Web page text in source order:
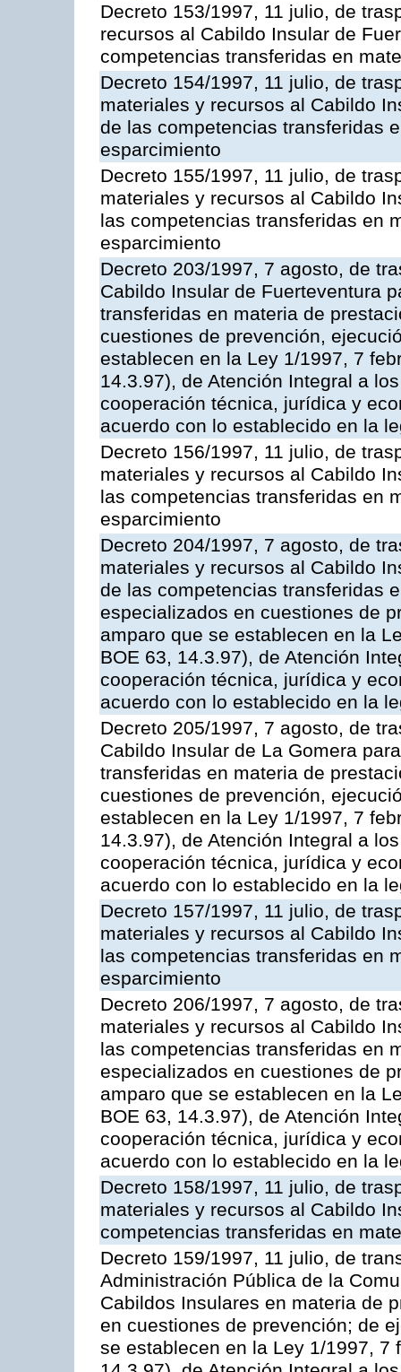
Decreto 153/1997, 11 julio, de
recursos al Cabildo Insular de
competencias transferidas en
Decreto 154/1997, 11 julio, de
materiales y recursos al Cabildo
de las competencias transferidas
esparcimiento
Decreto 155/1997, 11 julio, de
materiales y recursos al Cabildo
las competencias transferidas en
esparcimiento
Decreto 203/1997, 7 agosto, de
Cabildo Insular de Fuerteventura
transferidas en materia de
cuestiones de prevención,
establecen en la Ley 1/1997, 7
14.3.97), de Atención Integral a
cooperación técnica, jurídica y
acuerdo con lo establecido en la
Decreto 156/1997, 11 julio, de
materiales y recursos al Cabildo
las competencias transferidas en
esparcimiento
Decreto 204/1997, 7 agosto, de
materiales y recursos al Cabildo
de las competencias transferidas
especializados en cuestiones de
amparo que se establecen en la
BOE 63, 14.3.97), de Atención
cooperación técnica, jurídica y
acuerdo con lo establecido en la
Decreto 205/1997, 7 agosto, de
Cabildo Insular de La Gomera
transferidas en materia de
cuestiones de prevención,
establecen en la Ley 1/1997, 7
14.3.97), de Atención Integral a
cooperación técnica, jurídica y
acuerdo con lo establecido en la
Decreto 157/1997, 11 julio, de
materiales y recursos al Cabildo
las competencias transferidas en
esparcimiento
Decreto 206/1997, 7 agosto, de
materiales y recursos al Cabildo
las competencias transferidas en
especializados en cuestiones de
amparo que se establecen en la
BOE 63, 14.3.97), de Atención
cooperación técnica, jurídica y
acuerdo con lo establecido en la
Decreto 158/1997, 11 julio, de
materiales y recursos al Cabildo
competencias transferidas en
Decreto 159/1997, 11 julio, de
Administración Pública de la
Cabildos Insulares en materia de
en cuestiones de prevención; de
se establecen en la Ley 1/1997, 7